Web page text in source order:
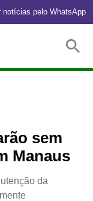
notícias pelo WhatsApp
sem
Manaus
da